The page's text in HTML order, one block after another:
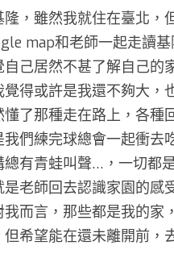
，雖然我就住在臺北
map和老師一起走讀
己居然不甚了解自己的
得或許是我還不夠大
了那種走在路上，各種
們練完球總會一起衝
有青蛙叫聲…，一切都
老師回去認識家園的
而言，那些都是我的家
希望能在還未離開前